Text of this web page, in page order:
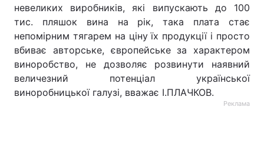
невеликих виробників, які випускають до 100
тис. пляшок вина на рік, така плата стає
непомірним тягарем на ціну їх продукції і просто
вбиває авторське, європейське за характером
виноробство, не дозволяє розвинути наявний
величезний потенціал української
виноробницької галузі, вважає І.ПЛАЧКОВ.
Реклама